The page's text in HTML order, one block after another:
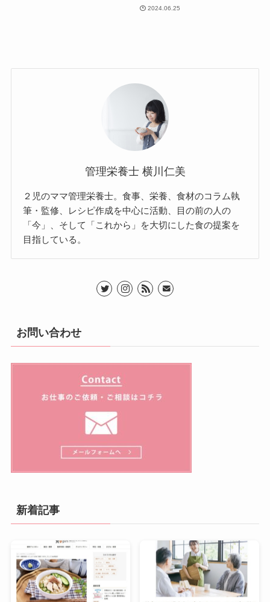
2024.06.25
管理栄養士 横川仁美
２児のママ管理栄養士。食事、栄養、食材のコラム執
筆・監修、レシピ作成を中心に活動、目の前の人の
「今」、そして「これから」を大切にした食の提案を
目指している。
お問い合わせ
新着記事